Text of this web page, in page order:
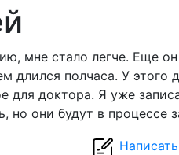
мне стало легче. Еще
длился полчаса. У этого
для доктора. Я уже
они будут в процессе